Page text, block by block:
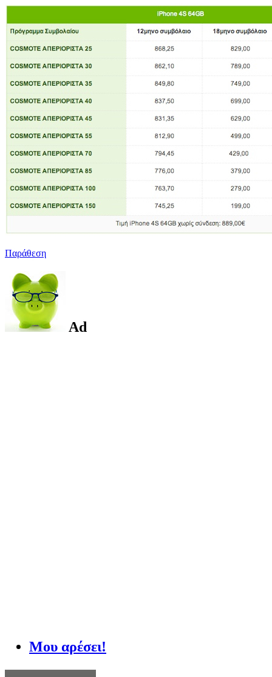
Παράθεση
Ad
Μου αρέσει!